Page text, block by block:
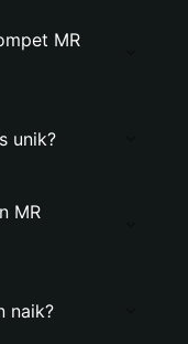
MR
unik?
MR
naik?